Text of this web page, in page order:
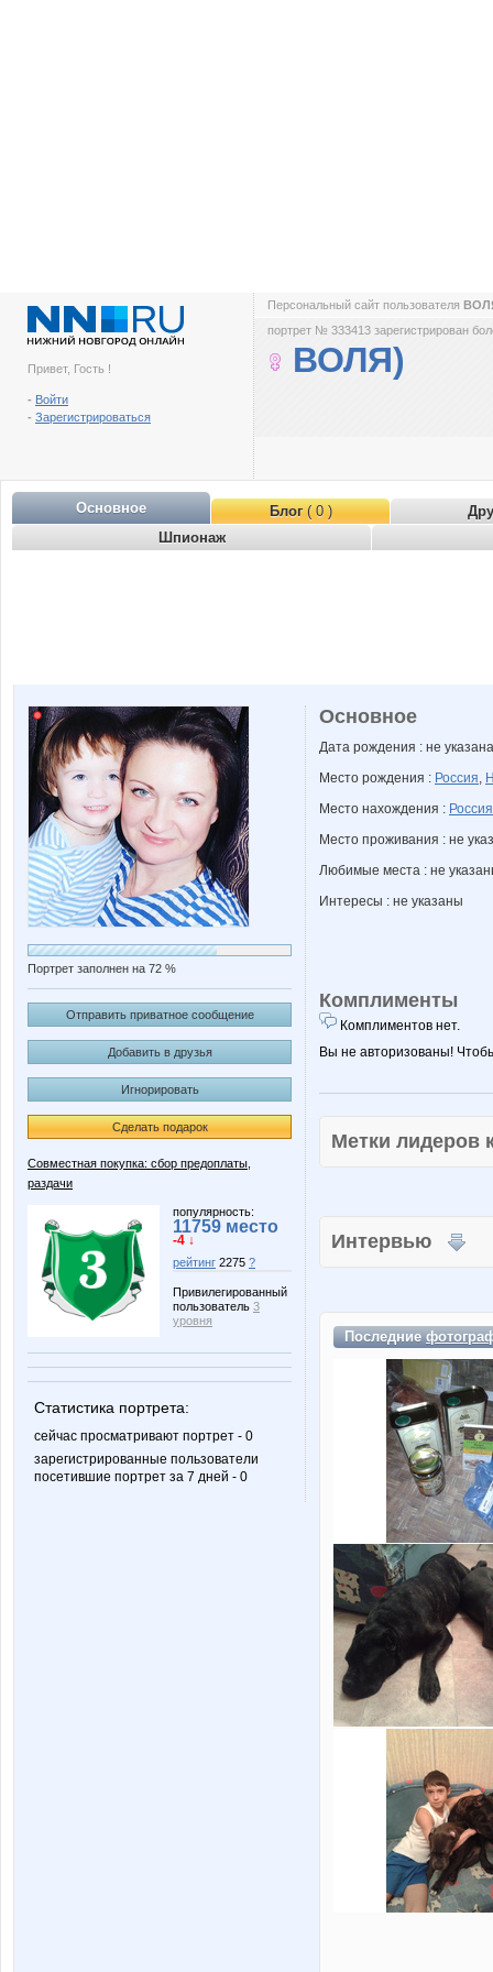
Привет, Гость !
- Войти
- Зарегистрироваться
Персональный сайт пользователя
портрет № 333413 зарегистрирован
ВОЛЯ)
Основное Блог( 0 )
Шпионаж
Портрет заполнен на 72 %
Отправить приватное сообщение
Добавить в друзья
Игнорировать
Сделать подарок
Совместная покупка: сбор предоплаты,
раздачи
популярность:
11759 место
-4 ↓
рейтинг 2275 ?
Привилегированный
пользователь 3
уровня
Статистика портрета:
сейчас просматривают портрет - 0
зарегистрированные пользователи
посетившие портрет за 7 дней - 0
Основное
Дата рождения : не указана
Место рождения : Россия,
Место нахождения : Россия
Место проживания : не
Любимые места : не
Интересы : не указаны
Комплименты
Комплиментов нет.
Вы не авторизованы!
Метки
Интервью
Последние